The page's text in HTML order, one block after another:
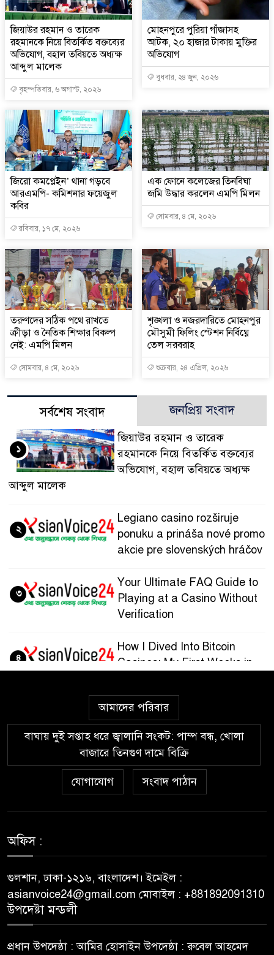
জিয়াউর রহমান ও তারেক
রহমানকে নিয়ে বিতর্কিত বক্তব্যের
অভিযোগ, বহাল তবিয়তে অধ্যক্ষ
আব্দুল মালেক
বৃহস্পতিবার, ৬ অগাস্ট, ২০২৬
মোহনপুরে পুরিয়া গাঁজাসহ
আটক, ২০ হাজার টাকায় মুক্তির
অভিযোগ
বুধবার, ২৪ জুন, ২০২৬
জিরো কমপ্লেইন’ থানা গড়বে
আরএমপি- কমিশনার ফয়েজুল
কবির
রবিবার, ১৭ মে, ২০২৬
এক ফোনে কলেজের তিনবিঘা
জমি উদ্ধার করলেন এমপি মিলন
সোমবার, ৪ মে, ২০২৬
তরুণদের সঠিক পথে রাখতে
ক্রীড়া ও নৈতিক শিক্ষার বিকল্প
নেই: এমপি মিলন
সোমবার, ৪ মে, ২০২৬
শৃঙ্খলা ও নজরদারিতে মোহনপুর
মৌসুমী ফিলিং স্টেশন নির্বিঘ্নে
তেল সরবরাহ
শুক্রবার, ২৪ এপ্রিল, ২০২৬
সর্বশেষ সংবাদ জনপ্রিয় সংবাদ
জিয়াউর রহমান ও তারেক
রহমানকে নিয়ে বিতর্কিত বক্তব্যের
অভিযোগ, বহাল তবিয়তে অধ্যক্ষ
আব্দুল মালেক
১
Legiano casino rozširuje
ponuku a prináša nové promo
akcie pre slovenských hráčov
২
Your Ultimate FAQ Guide to
Playing at a Casino Without
Verification
৩
How I Dived Into Bitcoin
Casinos: My First Weeks in
৪
Guía paso a paso para
registrarte y jugar en
Wazamba Casino
৫
Kako sam otkrio Lolajack
Casino – osobno iskustvo od
Popularna Online Kazina:
Koja je Bolja Opcija?
Allyspin Casino Marks 21
Games, Revamped Bonuses
and Mobile Upgrades
৮
আমাদের পরিবার
বাঘায় দুই সপ্তাহ ধরে জ্বালানি সংকট: পাম্প বন্ধ, খোলা
বাজারে তিনগুণ দামে বিক্রি
যোগাযোগ সংবাদ পাঠান
অফিস :
গুলশান, ঢাকা-১২১৬, বাংলাদেশ। ইমেইল :
asianvoice24@gmail.com মোবাইল : +881892091310
উপদেষ্টা মন্ডলী
প্রধান উপদেষ্ঠা : আমির হোসাইন উপদেষ্ঠা : রুবেল আহমেদ